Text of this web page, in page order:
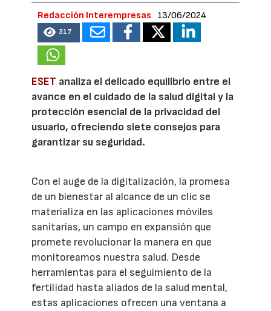
Redacción Interempresas 13/06/2024
317
ESET analiza el delicado equilibrio entre el
avance en el cuidado de la salud digital y la
protección esencial de la privacidad del
usuario, ofreciendo siete consejos para
garantizar su seguridad.
Con el auge de la digitalización, la promesa
de un bienestar al alcance de un clic se
materializa en las aplicaciones móviles
sanitarias, un campo en expansión que
promete revolucionar la manera en que
monitoreamos nuestra salud. Desde
herramientas para el seguimiento de la
fertilidad hasta aliados de la salud mental,
estas aplicaciones ofrecen una ventana a